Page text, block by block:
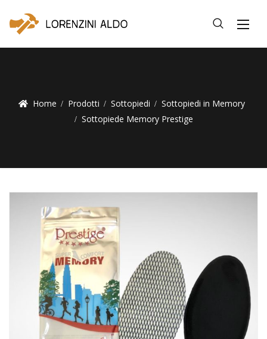
Home Prodotti Sottopiedi
Sottopiedi in Memory
Sottopiede Memory Prestige